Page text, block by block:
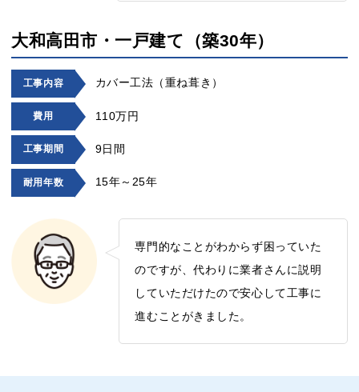
大和高田市・一戸建て（築30年）
工事内容 カバー工法（重ね葺き）
費用 110万円
工事期間 9日間
耐用年数 15年～25年
専門的なことがわからず困っていた
のですが、代わりに業者さんに説明
していただけたので安心して工事に
進むことがきました。